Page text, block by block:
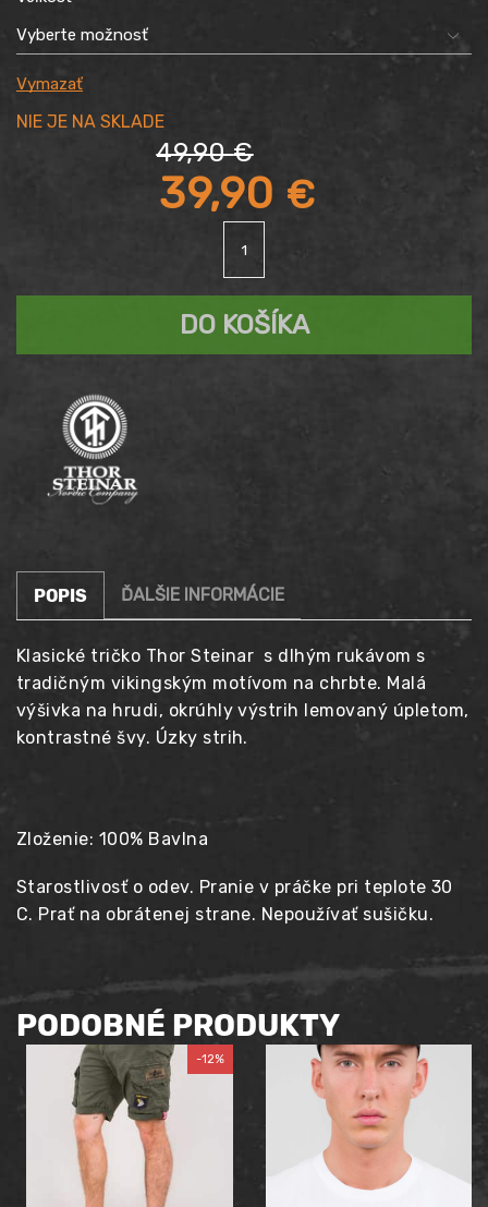
Vymazať
49,90€
Pôvodná
cena
bola:
39,90 €
Aktuálna
cena
Tričko
rukáv
DO KOŠÍKA
POPIS ĎALŠIE INFORMÁCIE
Klasické tričko Thor Steinar s dlhým rukávom s
tradičným vikingským motívom na chrbte. Malá
výšivka na hrudi, okrúhly výstrih lemovaný úpletom,
kontrastné švy. Úzky strih.
Zloženie: 100% Bavlna
Starostlivosť o odev. Pranie v práčke pri teplote 30
C. Prať na obrátenej strane. Nepoužívať sušičku.
PODOBNÉ PRODUKTY
-12%